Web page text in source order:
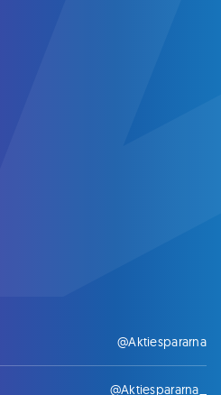
@Aktiespararna
@Aktiespararna_